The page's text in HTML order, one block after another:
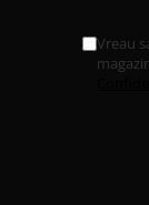
Vreau